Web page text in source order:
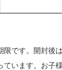
です。開封後
ています。お子